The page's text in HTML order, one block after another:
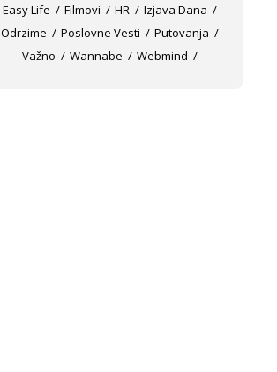
Easy Life
Filmovi HR
Izjava Dana
Odrzime
Poslovne Vesti
Putovanja
Važno
Wannabe Webmind